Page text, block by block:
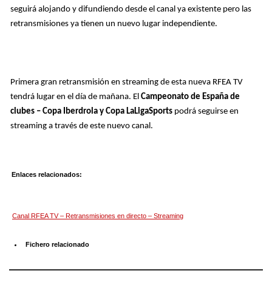
seguirá alojando y difundiendo desde el canal ya existente pero las
retransmisiones ya tienen un nuevo lugar independiente.
Primera gran retransmisión en streaming de esta nueva RFEA TV
tendrá lugar en el día de mañana. El Campeonato de España de
clubes – Copa Iberdrola y Copa LaLigaSports podrá seguirse en
streaming a través de este nuevo canal.
Enlaces relacionados:
Canal RFEA TV – Retransmisiones en directo – Streaming
Fichero relacionado